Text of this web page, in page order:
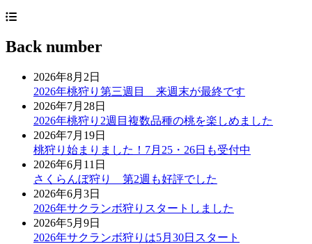
Back number
2026年8月2日
2026年桃狩り第三週目 来週末が最終です
2026年7月28日
2026年桃狩り2週目複数品種の桃を楽しめました
2026年7月19日
桃狩り始まりました！7月25・26日も受付中
2026年6月11日
さくらんぼ狩り 第2週も好評でした
2026年6月3日
2026年サクランボ狩りスタートしました
2026年5月9日
2026年サクランボ狩りは5月30日スタート